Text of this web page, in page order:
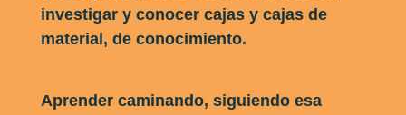
investigar y conocer cajas y cajas de
material, de conocimiento.
Aprender caminando, siguiendo esa